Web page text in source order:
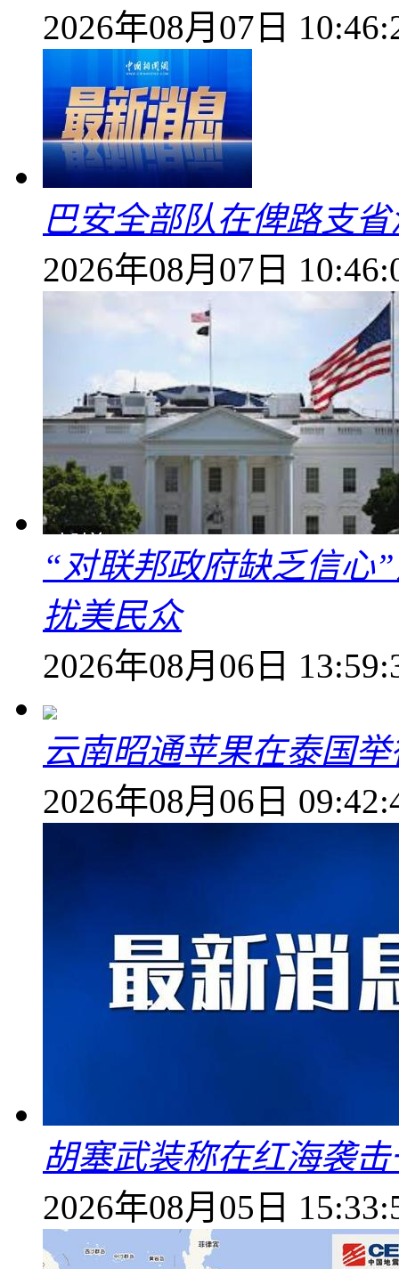
2026年08月07日
巴安全部队在俾路支
2026年08月07日
“对联邦政府缺乏信心
扰美民众
2026年08月06日
云南昭通苹果在泰国
2026年08月06日
胡塞武装称在红海袭
2026年08月05日